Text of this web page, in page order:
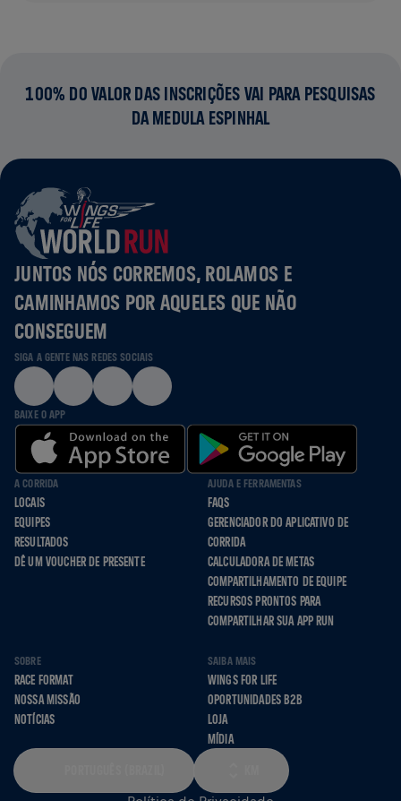
100% DO VALOR DAS INSCRIÇÕES VAI PARA PESQUISAS
DA MEDULA ESPINHAL
JUNTOS NÓS CORREMOS, ROLAMOS E
CAMINHAMOS POR AQUELES QUE NÃO
CONSEGUEM
SIGA A GENTE NAS REDES SOCIAIS
BAIXE O APP
A CORRIDA
LOCAIS
EQUIPES
RESULTADOS
DÊ UM VOUCHER DE PRESENTE
AJUDA E FERRAMENTAS
FAQS
GERENCIADOR DO APLICATIVO DE
CORRIDA
CALCULADORA DE METAS
COMPARTILHAMENTO DE EQUIPE
RECURSOS PRONTOS PARA
COMPARTILHAR SUA APP RUN
SOBRE
RACE FORMAT
NOSSA MISSÃO
NOTÍCIAS
SAIBA MAIS
WINGS FOR LIFE
OPORTUNIDADES B2B
LOJA
MÍDIA